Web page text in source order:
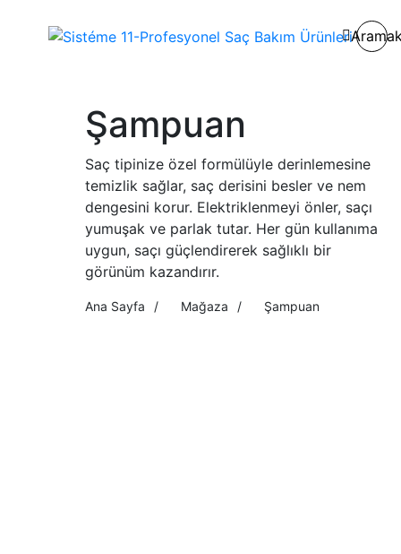
Şampuan
Saç tipinize özel formülüyle derinlemesine
temizlik sağlar, saç derisini besler ve nem
dengesini korur. Elektriklenmeyi önler, saçı
yumuşak ve parlak tutar. Her gün kullanıma
uygun, saçı güçlendirerek sağlıklı bir
görünüm kazandırır.
Ana Sayfa / Mağaza / Şampuan